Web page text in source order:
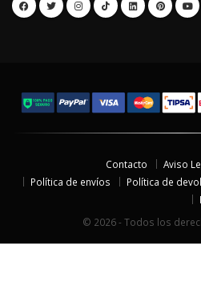
Contacto Aviso
Política de envíos
Política de
© 2026 - Todos los